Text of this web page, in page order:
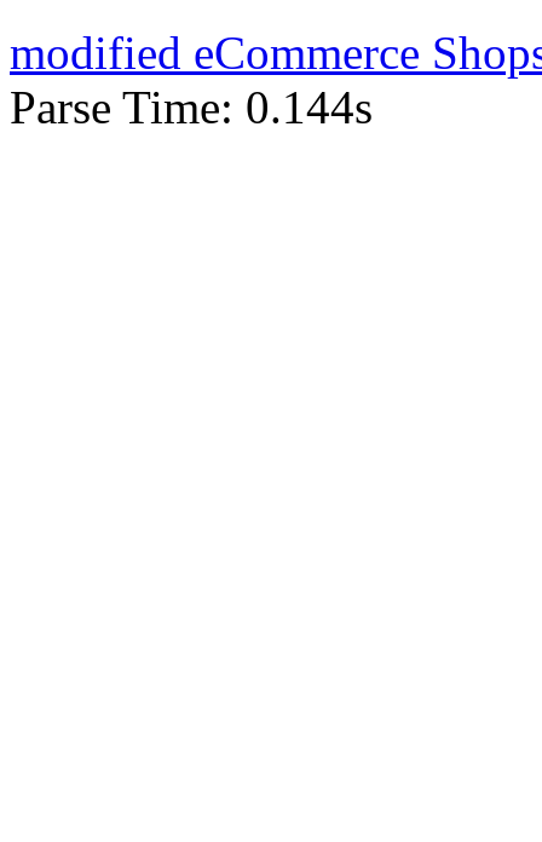
modified eCommerce
Parse Time: 0.144s